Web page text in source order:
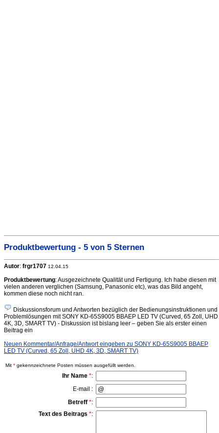
Produktbewertung - 5 von 5 Sternen
Autor: frgr1707 12.04.15
Produktbewertung: Ausgezeichnete Qualität und Fertigung. Ich habe diesen mit
vielen anderen verglichen (Samsung, Panasonic etc), was das Bild angeht,
kommen diese noch nicht ran.
Diskussionsforum und Antworten bezüglich der Bedienungsinstruktionen und
Problemlösungen mit SONY KD-65S9005 BBAEP LED TV (Curved, 65 Zoll, UHD
4K, 3D, SMART TV) - Diskussion ist bislang leer – geben Sie als erster einen
Beitrag ein
Neuen Kommentar/Anfrage/Antwort eingeben zu SONY KD-65S9005 BBAEP
LED TV (Curved, 65 Zoll, UHD 4K, 3D, SMART TV)
Mit * gekennzeichnete Posten müssen ausgefüllt werden.
Ihr Name *:
E-mail :
Betreff *:
Text des Beitrags *: